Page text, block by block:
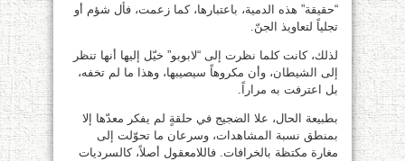
“حقيقة” هذه الدمية، باعتبارها، كما زعمت، فأل شؤم أو
تجلياً لتعاويذ الجنّ.
لذلك، كانت كلما نظرت إلى “لابوبو” خيّل إليها أنها تنظر
إلى الشيطان، وأن مكروهاً سيصيبها، وهذا ما لم تخفه،
بل اعترفت به مراراً.
بطبيعة الحال، علا الضجيج في حلقةٍ لم يفكر معدّها إلا
بمنطق نسبة المشاهدات، وسرعان ما تحوّلت إلى
مغارة مكتظة بالخرافات. فاللامعقول أصلاً، كالسرديات